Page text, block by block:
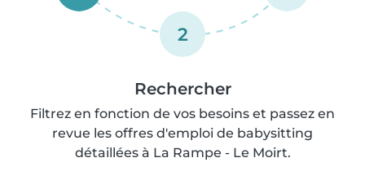
2
Rechercher
Filtrez en fonction de vos besoins et passez en
revue les offres d'emploi de babysitting
détaillées à La Rampe - Le Moirt.